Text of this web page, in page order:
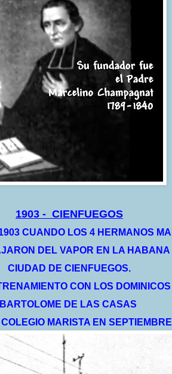
1903 - CIENFUEGOS
CUANDO LOS 4 HERMANOS
DEL VAPOR EN LA HABANA
CIUDAD DE CIENFUEGOS.
CON LOS
BARTOLOME DE LAS CASAS
MARISTA EN